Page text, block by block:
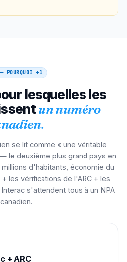
00
00
00
POURQUOI +1
lesquelles les
un numéro
se lit comme « une véritable
le deuxième plus grand pays en
d'habitants, économie du
les vérifications de l'ARC + les
s'attendent tous à un NPA
canadien.
+ ARC